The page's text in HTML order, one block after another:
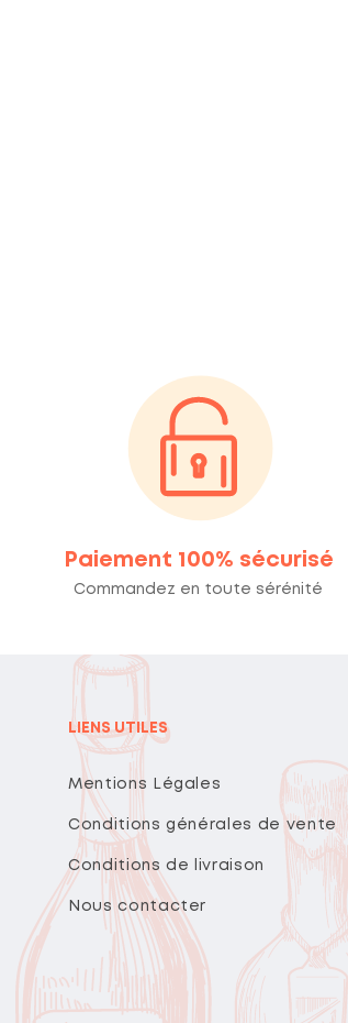
Paiement 100% sécurisé
Commandez en toute sérénité
LIENS UTILES
Mentions Légales
Conditions générales de vente
Conditions de livraison
Nous contacter